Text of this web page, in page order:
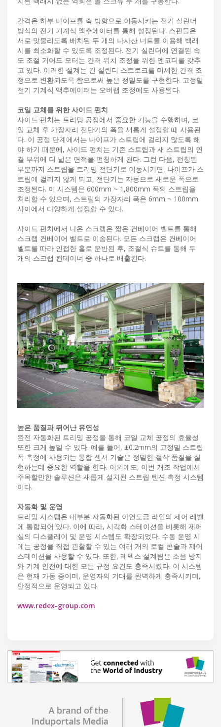
간격은 하부 나이프를 축 방향으로 이동시키는 전기 실린더
방식의 전기 기계식 액추에이터를 통해 설정된다. 스핀들은
서로 맞물리도록 배치된 두 개의 나사산 너트를 이용해 백래
시를 최소화할 수 있도록 조정된다. 전기 실린더에 연결된 속
도 조절 기어드 모터는 간격 위치 조정을 위한 엔코더를 갖추
고 있다. 이러한 설계는 긴 실린더 스트로크를 미세한 간격 조
정으로 변환되도록 함으로써 높은 정밀도를 구현한다. 고정밀
전기 기계식 액추에이터는 오버랩 조정에도 사용된다.
코일 교체를 위한 사이드 펀치
사이드 펀치는 트리밍 공정에서 중요한 기능을 수행하며, 코
일 교체 후 가장자리 전단기의 폭을 새롭게 설정할 때 사용된
다. 이 공정 단계에서는 나이프가 스트립에 걸리지 않도록 해
야 하기 때문에, 사이드 펀치는 기존 스트립과 새 스트립의 연
결 부위에 더 넓은 면적을 펀칭하게 된다. 그런 다음, 펀칭된
부분까지 스트립을 트리밍 전단기로 이동시키면, 나이프가 스
트립에 걸리지 않게 되고, 전단기는 자동으로 새로운 폭으로
조정된다. 이 시스템은 600mm ~ 1,800mm 폭의 스트립을
처리할 수 있으며, 스트립의 가장자리 폭은 6mm ~ 100mm
사이에서 다양하게 설정할 수 있다.
사이드 펀치에서 나온 스크랩은 짧은 컨베이어 벨트를 통해
스크랩 컨베이어 벨트로 이송된다. 모든 스크랩은 컨베이어
벨트를 따라 인접한 홀로 운반된 후, 조절식 슈트를 통해 두
개의 스크랩 컨테이너 중 하나로 배출된다.
높은 품질과 뛰어난 유연성
완전 자동화된 트리밍 공정을 통해 코일 교체 공정의 효율성
또한 크게 높일 수 있다. 예를 들어, ±0.2mm의 고정밀 스트립
폭 측정에 사용되는 통합 센서 기술은 정밀한 절삭 품질을 실
현하는데 중요한 역할을 한다. 이외에도, 이번 개조 작업에서
주목할만한 솔루션은 새롭게 설치된 스트립 텐션 측정 시스템
이다.
자동화 및 운영
트리밍 시스템은 대부분 자동화된 아연도금 라인의 제어 레벨
에 통합되어 있다. 이에 따라, 시각화 스테이션을 비롯해 제어
실의 디스플레이 및 운영 시스템도 확장되었다. 수동 운영 시
에는 공정을 직접 관찰할 수 있는 여러 개의 로컬 콘솔과 제어
스테이션을 사용할 수 있다. 또한, 레덱스 설계팀은 소음 방지
와 기계 안전에 대한 모든 규정 요건도 충족시켰다. 이 시스템
은 현재 가동 중이며, 운영자의 기대를 완벽하게 충족시키며,
안정적으로 운영되고 있다.
www.redex-group.com